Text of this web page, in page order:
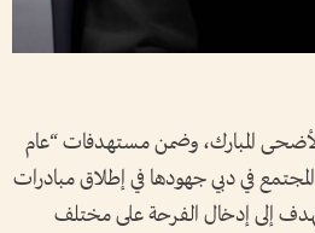
المبارك، وضمن مستهدفات “عام
في دبي جهودها في إطلاق مبادرات
إلى إدخال الفرحة على مختلف